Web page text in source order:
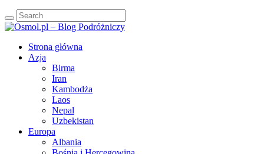
Strona główna
Azja
Birma
Iran
Kambodża
Laos
Nepal
Uzbekistan
Europa
Albania